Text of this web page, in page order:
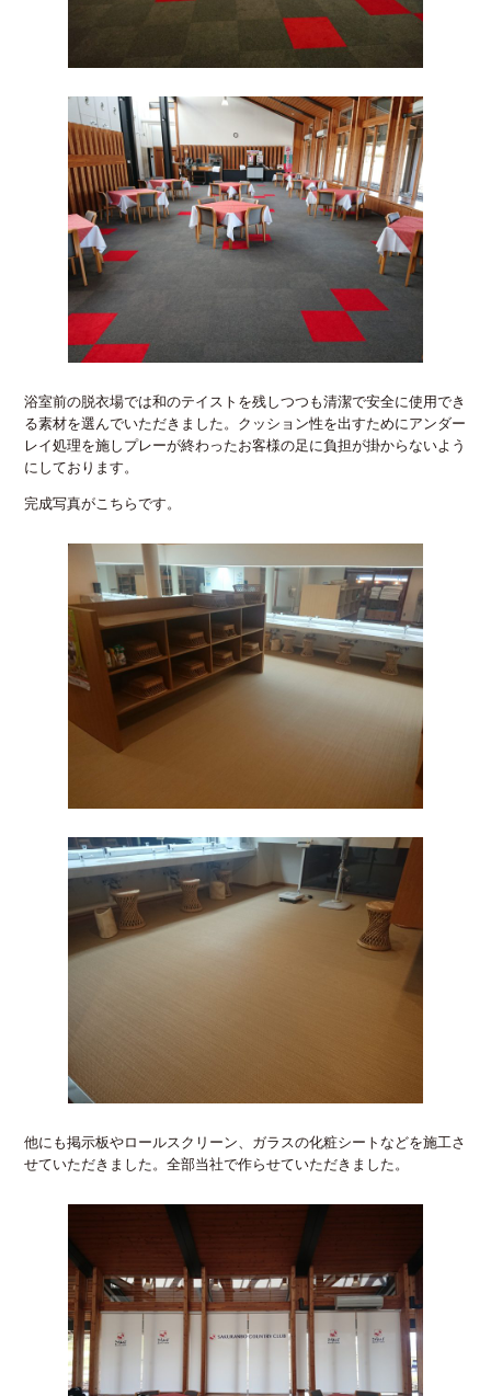
浴室前の脱衣場では和のテイストを残しつつも清潔で安全に使用でき
る素材を選んでいただきました。クッション性を出すためにアンダー
レイ処理を施しプレーが終わったお客様の足に負担が掛からないよう
にしております。
完成写真がこちらです。
他にも掲示板やロールスクリーン、ガラスの化粧シートなどを施工さ
せていただきました。全部当社で作らせていただきました。